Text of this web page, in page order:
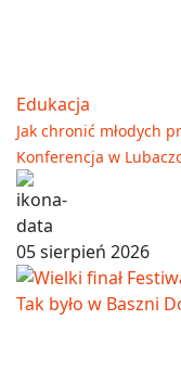
Edukacja
Jak chronić młodych
Konferencja w
05 sierpień 2026